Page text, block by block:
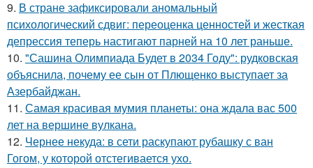
9. В стране зафиксировали аномальный
психологический сдвиг: переоценка ценностей и жесткая
депрессия теперь настигают парней на 10 лет раньше.
10. "Сашина Олимпиада Будет в 2034 Году": рудковская
объяснила, почему ее сын от Плющенко выступает за
Азербайджан.
11. Самая красивая мумия планеты: она ждала вас 500
лет на вершине вулкана.
12. Чернее некуда: в сети раскупают рубашку с ван
Гогом, у которой отстегивается ухо.